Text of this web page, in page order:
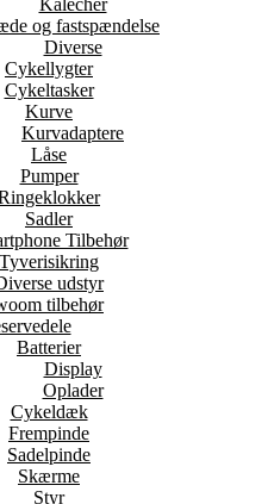
Kalecher
og fastspændelse
Diverse
Cykellygter
Cykeltasker
Kurve
Kurvadaptere
Låse
Pumper
Sadler
Tilbehør
Tyverisikring
udstyr
tilbehør
Batterier
Display
Oplader
Cykeldæk
Frempinde
Sadelpinde
Skærme
Styr